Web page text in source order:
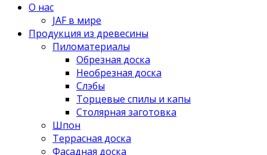
О нас
JAF в мире
Продукция из древесины
Пиломатериалы
Обрезная доска
Необрезная доска
Слэбы
Торцевые спилы и капы
Столярная заготовка
Шпон
Террасная доска
Фасадная доска